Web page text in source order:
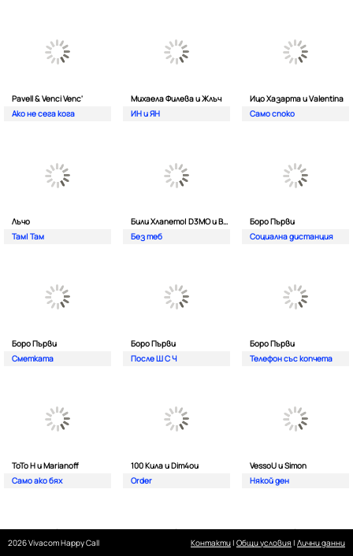
Pavell & Venci Venc'
Ако не сега кога
Михаела Филева и Жлъч
ИН и ЯН
Ицо Хазарта и Valentina
Само споко
Лъчо
Там| Там
Били Хлапето| D3MO и BREVIS
Без теб
Боро Първи
Социална дистанция
Боро Първи
Сметката
Боро Първи
После Ш С Ч
Боро Първи
Телефон със копчета
ТоТо Н и Marianoff
Само ако бях
100 Кила и Dim4ou
Order
VessoU и Simon
Някой ден
2026 Vivacom Happy Call Контакти| Общи условия | Лични данни